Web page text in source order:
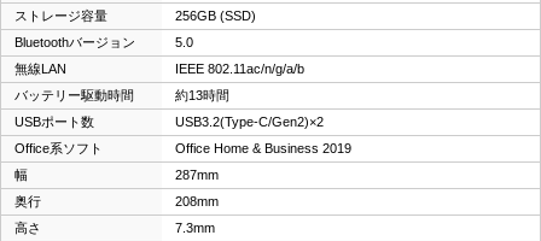
ストレージ容量
256GB (SSD)
Bluetoothバージョン
5.0
無線LAN
IEEE 802.11ac/n/g/a/b
バッテリー駆動時間
約13時間
USBポート数
USB3.2(Type-C/Gen2)×2
Office系ソフト
Office Home & Business 2019
幅
287mm
奥行
208mm
高さ
7.3mm